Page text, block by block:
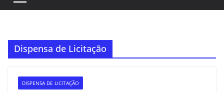
Dispensa de Licitação
DISPENSA DE LICITAÇÃO